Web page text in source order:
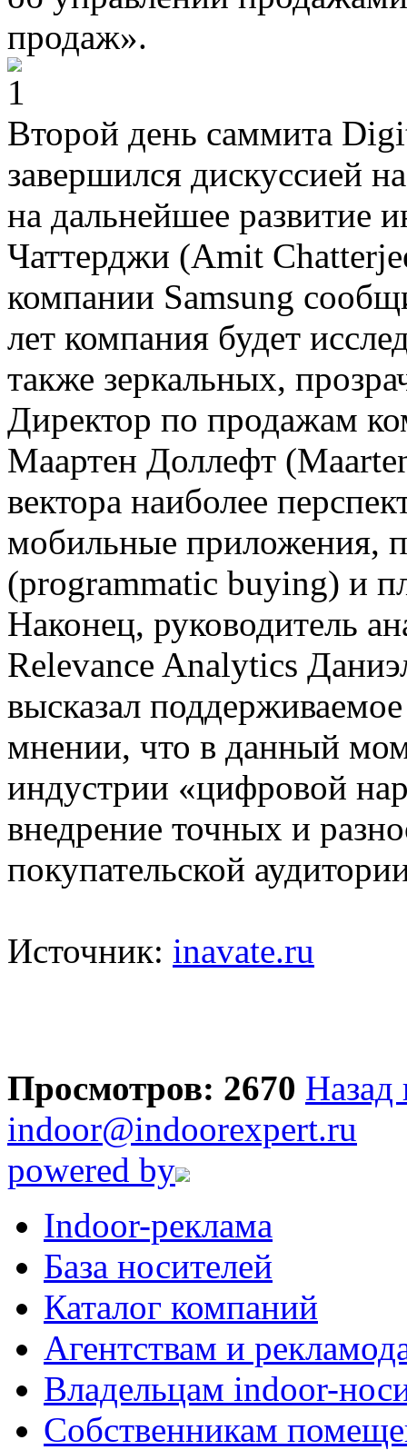
продаж».
Второй день саммита
завершился дискуссией
на дальнейшее развитие
Чаттерджи (Amit
компании Samsung
лет компания будет
также зеркальных,
Директор по продажам
Маартен Доллефт
вектора наиболее
мобильные приложения,
(programmatic buying) и
Наконец, руководитель
Relevance Analytics
высказал
мнении, что в данный
индустрии «цифровой
внедрение точных и
покупательской
Источник: inavate.ru
Просмотров: 2670 Назад
indoor@indoorexpert.ru
powered by
Indoor-реклама
База носителей
Каталог компаний
Агентствам и
Владельцам indoor-
Собственникам